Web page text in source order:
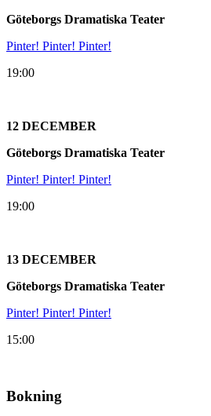
Göteborgs Dramatiska Teater
Pinter! Pinter! Pinter!
19:00
12 DECEMBER
Göteborgs Dramatiska Teater
Pinter! Pinter! Pinter!
19:00
13 DECEMBER
Göteborgs Dramatiska Teater
Pinter! Pinter! Pinter!
15:00
Bokning